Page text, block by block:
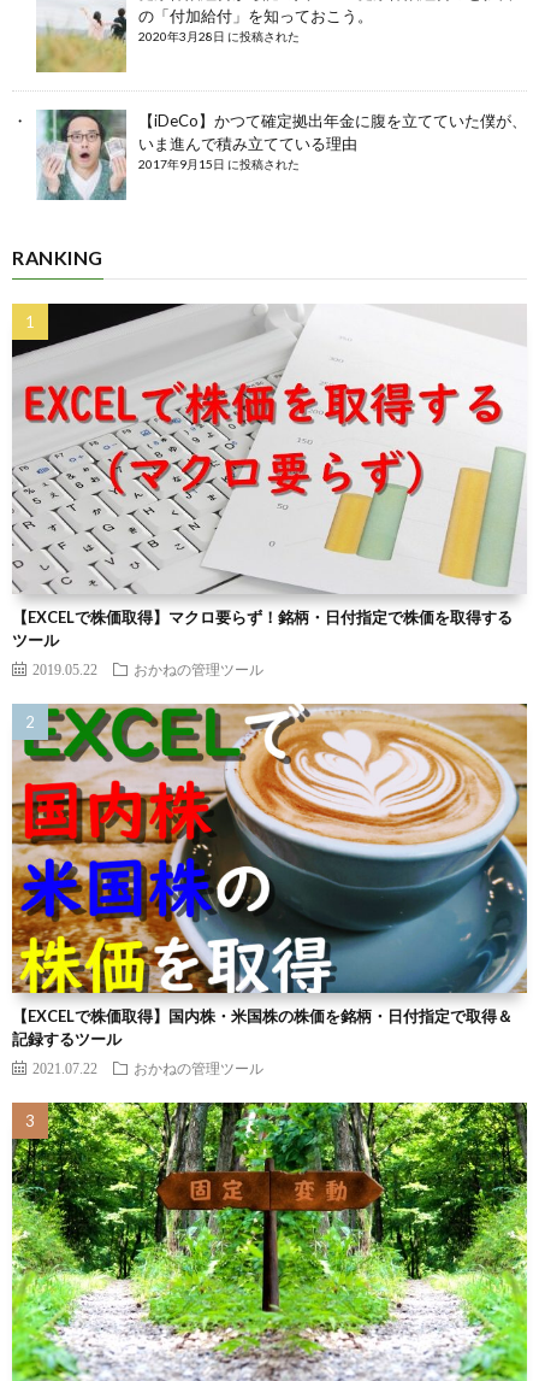
の「付加給付」を知っておこう。
2020年3月28日 に投稿された
【iDeCo】かつて確定拠出年金に腹を立てていた僕が、
いま進んで積み立てている理由
2017年9月15日 に投稿された
RANKING
【EXCELで株価取得】マクロ要らず！銘柄・日付指定で株価を取得する
ツール
2019.05.22 おかねの管理ツール
【EXCELで株価取得】国内株・米国株の株価を銘柄・日付指定で取得＆
記録するツール
2021.07.22 おかねの管理ツール